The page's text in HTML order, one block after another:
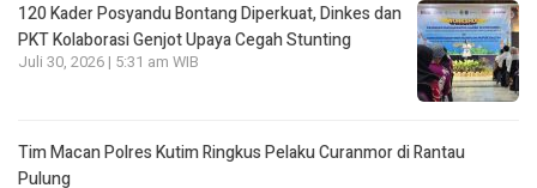
120 Kader Posyandu Bontang Diperkuat, Dinkes dan
PKT Kolaborasi Genjot Upaya Cegah Stunting
Juli 30, 2026 | 5:31 am WIB
Tim Macan Polres Kutim Ringkus Pelaku Curanmor di Rantau
Pulung